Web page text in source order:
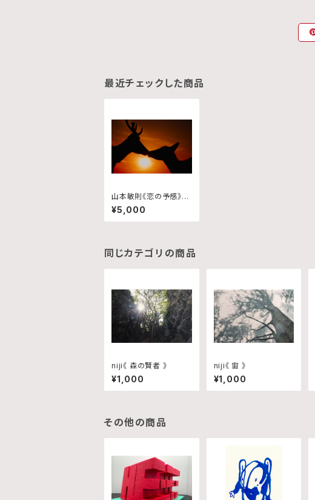
最近チェックした商品
山本敏則《恋の予感》2/
2
¥5,000
同じカテゴリの商品
niji《 森の賢者 》
¥1,000
niji《 宙 》
¥1,000
その他の商品